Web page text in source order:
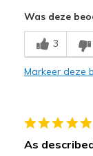
Minpunten
Need Break In
Not the classic
Width
Sizing
Was deze
3
Markeer deze
As